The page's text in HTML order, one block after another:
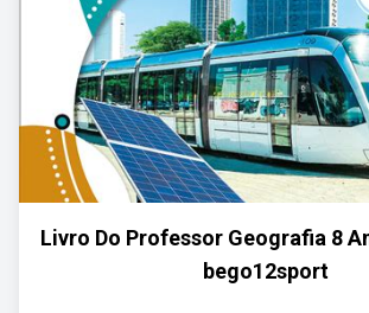
Livro Do Professor Geografia 8
bego12sport